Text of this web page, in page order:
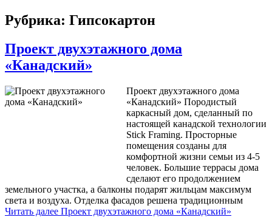
Рубрика: Гипсокартон
Проект двухэтажного дома
«Канадский»
Проект двухэтажного дома
«Канадский» Породистый
каркасный дом, сделанный по
настоящей канадской технологии
Stick Framing. Просторные
помещения созданы для
комфортной жизни семьи из 4-5
человек. Большие террасы дома
сделают его продолжением
земельного участка, а балконы подарят жильцам максимум
света и воздуха. Отделка фасадов решена традиционным
Читать далее Проект двухэтажного дома «Канадский»